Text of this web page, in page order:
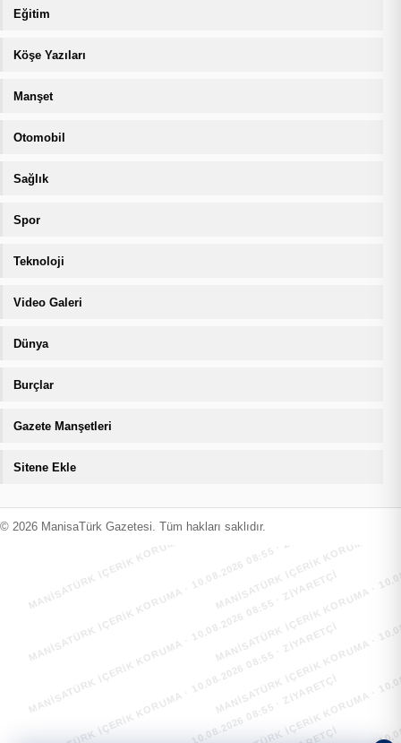
Eğitim
Köşe Yazıları
Manşet
Otomobil
Sağlık
Spor
Teknoloji
Video Galeri
Dünya
Burçlar
Gazete Manşetleri
Sitene Ekle
© 2026 ManisaTürk Gazetesi. Tüm hakları saklıdır.
MANİSATÜRK İÇERİK KORUMA · 10.08.2026 08:55 · ZIYARETÇI
MANİSATÜRK İÇERİK KORUMA
MANİSATÜRK İÇERİK KORUMA · 10.08.2026 08:55 · ZIYARETÇI
MANİSATÜRK İÇERİK KORUMA
MANİSATÜRK İÇERİK KORUMA · 10.08.2026 08:55 · ZIYARETÇI
MANİSATÜRK İÇERİK KORUMA
MANİSATÜRK İÇERİK KORUMA · 10.08.2026 08:55 · ZIYARETÇI
MANİSATÜRK İÇERİK KORUMA